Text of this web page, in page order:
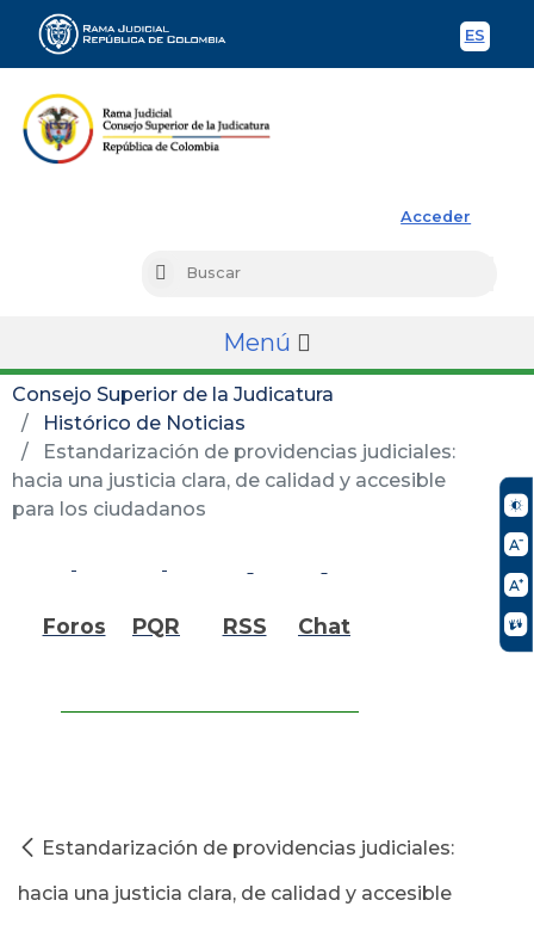
ES
Acceder
Buscar
Menú
Consejo Superior de la Judicatura
Histórico de Noticias
Estandarización de providencias judiciales:
hacia una justicia clara, de calidad y accesible
para los ciudadanos
Foros PQR RSS Chat
Estandarización de providencias judiciales:
hacia una justicia clara, de calidad y accesible